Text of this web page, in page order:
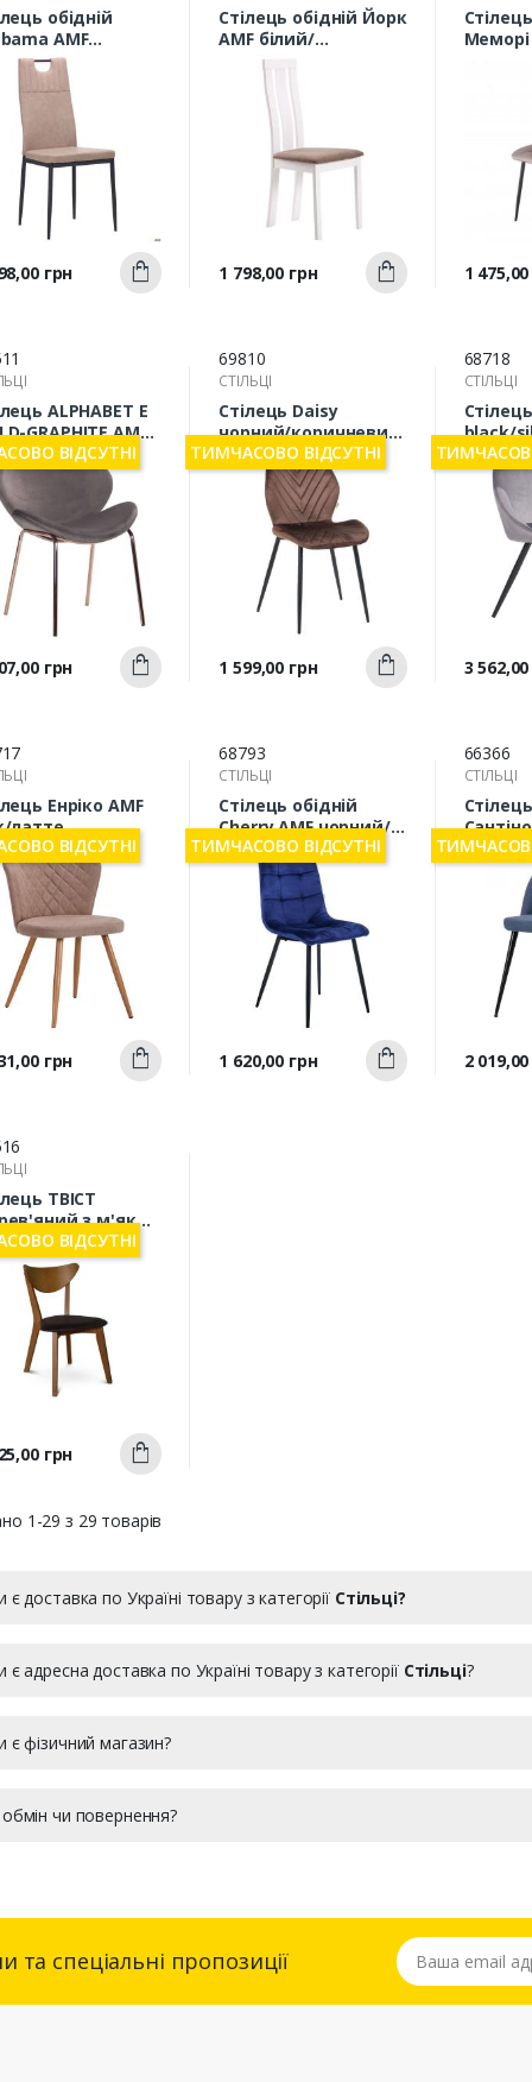
обідній
AMF
нубук
Швидкий
перегляд
грн Купити
Стілець обідній Йорк
AMF білий/
коричневий
Швидкий
перегляд
Ціна
1 798,00 грн Купити
Ціна
1
ALPHABET E
GRAPHITE AMF
Швидкий
перегляд
грн Купити
ВІДСУТНІ
69810
СТІЛЬЦІ
Стілець Daisy
чорний/коричневий
вельвет AMF
Швидкий
перегляд
Ціна
1 599,00 грн Купити
ТИМЧАСОВО ВІДСУТНІ
68718
СТІЛЬЦІ
black/
Ціна
3
Енріко AMF
латте
Швидкий
перегляд
грн Купити
ВІДСУТНІ
68793
СТІЛЬЦІ
Стілець обідній
Cherry AMF чорний/
синій
Швидкий
перегляд
Ціна
1 620,00 грн Купити
ТИМЧАСОВО ВІДСУТНІ
66366
СТІЛЬЦІ
океан
Ціна
2
ТВІСТ
з м'яким
ясен
Швидкий
перегляд
грн Купити
ВІДСУТНІ
1-29 з 29 товарів
є доставка по Україні товару з категорії Стільці?
є адресна доставка по Україні товару з категорії Стільці?
є фізичний магазин?
чи повернення?
спеціальні пропозиції Ваша email адреса